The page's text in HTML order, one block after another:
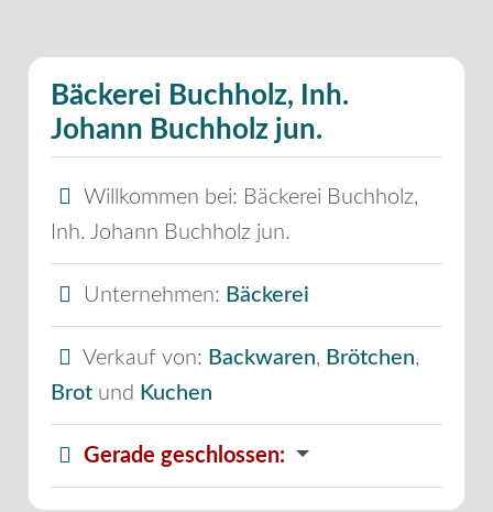
Bäckerei Buchholz, Inh.
Johann Buchholz jun.
Willkommen bei: Bäckerei Buchholz,
Inh. Johann Buchholz jun.
Unternehmen: Bäckerei
Verkauf von: Backwaren, Brötchen,
Brot und Kuchen
Gerade geschlossen: